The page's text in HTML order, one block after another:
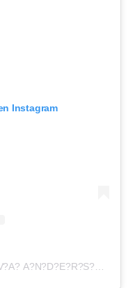
Instagram
Una publicación compartida de E?V?A? A?N?D?E?R?S?O?N? (@evangelinaanderson)